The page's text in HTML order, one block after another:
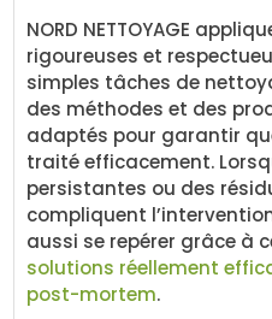
NORD NETTOYAGE
rigoureuses et
simples tâches de
des méthodes et des
adaptés pour garantir
traité efficacement.
persistantes ou des
compliquent
aussi se repérer grâce à
solutions réellement
post-mortem.